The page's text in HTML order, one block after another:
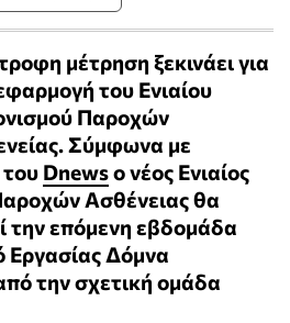
μέτρηση ξεκινάει για
του Ενιαίου
Παροχών
Σύμφωνα με
Dnewsο νέος Ενιαίος
Ασθένειας θα
την επόμενη εβδομάδα
Εργασίας Δόμνα
την σχετική ομάδα